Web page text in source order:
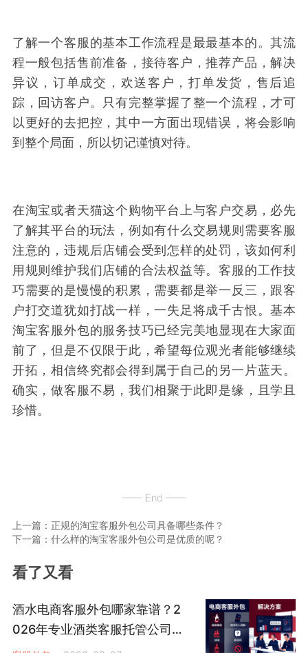
了解一个客服的基本工作流程是最最基本的。其流
程一般包括售前准备，接待客户，推荐产品，解决
异议，订单成交，欢送客户，打单发货，售后追
踪，回访客户。只有完整掌握了整一个流程，才可
以更好的去把控，其中一方面出现错误，将会影响
到整个局面，所以切记谨慎对待。
在淘宝或者天猫这个购物平台上与客户交易，必先
了解其平台的玩法，例如有什么交易规则需要客服
注意的，违规后店铺会受到怎样的处罚，该如何利
用规则维护我们店铺的合法权益等。客服的工作技
巧需要的是慢慢的积累，需要都是举一反三，跟客
户打交道犹如打战一样，一失足将成千古恨。基本
淘宝客服外包的服务技巧已经完美地显现在大家面
前了，但是不仅限于此，希望每位观光者能够继续
开拓，相信终究都会得到属于自己的另一片蓝天。
确实，做客服不易，我们相聚于此即是缘，且学且
珍惜。
上一篇：正规的淘宝客服外包公司具备哪些条件？
下一篇：什么样的淘宝客服外包公司是优质的呢？
看了又看
酒水电商客服外包哪家靠谱？2
026年专业酒类客服托管公司
怎么选